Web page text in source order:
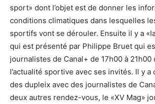
sport» dont l’objet est de donner les
conditions climatiques dans lesquelles
sportifs vont se dérouler. Ensuite il y a
qui est présenté par Philippe Bruet qui
journalistes de Canal+ de 17h00 à
l’actualité sportive avec ses invités. Il y
des dupleix avec des journalistes de
deux autres rendez-vous, le «XV Mag»